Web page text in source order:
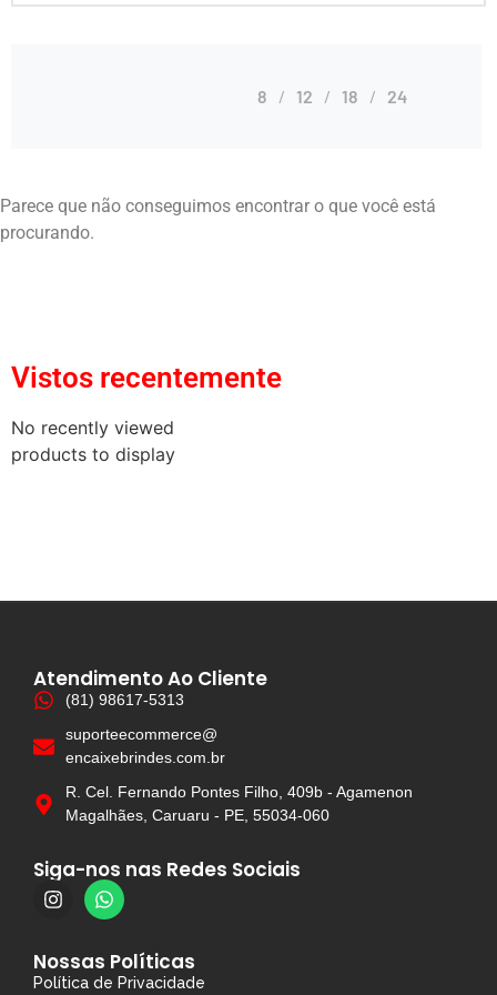
8 12 18 24
Parece que não conseguimos encontrar o que você está
procurando.
Vistos recentemente
No recently viewed
products to display
Atendimento Ao Cliente
(81) 98617-5313
suporteecommerce@
encaixebrindes.com.br
R. Cel. Fernando Pontes Filho, 409b - Agamenon
Magalhães, Caruaru - PE, 55034-060
Siga-nos nas Redes Sociais
Nossas Políticas
Política de Privacidade